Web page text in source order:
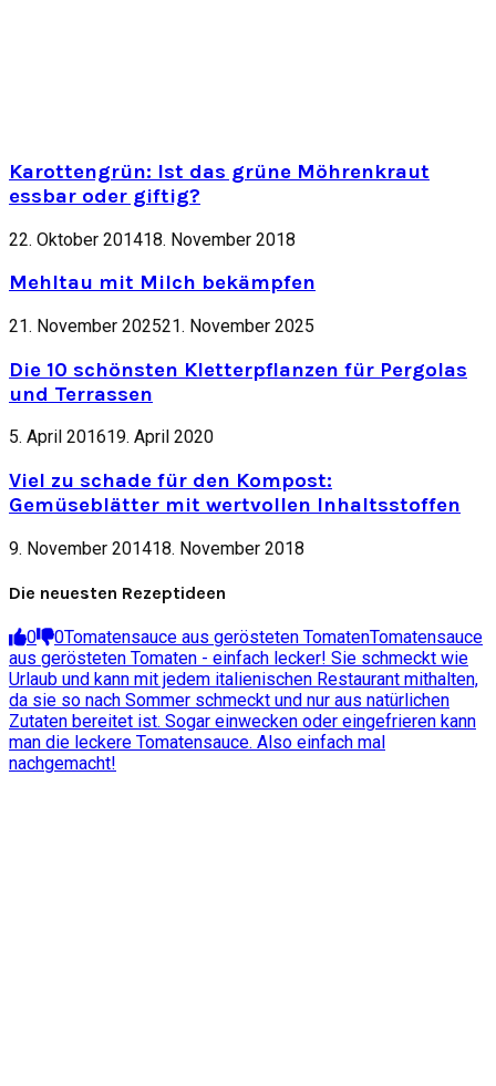
Karottengrün: Ist das grüne Möhrenkraut
essbar oder giftig?
22. Oktober 201418. November 2018
Mehltau mit Milch bekämpfen
21. November 202521. November 2025
Die 10 schönsten Kletterpflanzen für Pergolas
und Terrassen
5. April 201619. April 2020
Viel zu schade für den Kompost:
Gemüseblätter mit wertvollen Inhaltsstoffen
9. November 201418. November 2018
Die neuesten Rezeptideen
0 0Tomatensauce aus gerösteten TomatenTomatensauce
aus gerösteten Tomaten - einfach lecker! Sie schmeckt wie
Urlaub und kann mit jedem italienischen Restaurant mithalten,
da sie so nach Sommer schmeckt und nur aus natürlichen
Zutaten bereitet ist. Sogar einwecken oder eingefrieren kann
man die leckere Tomatensauce. Also einfach mal
nachgemacht!